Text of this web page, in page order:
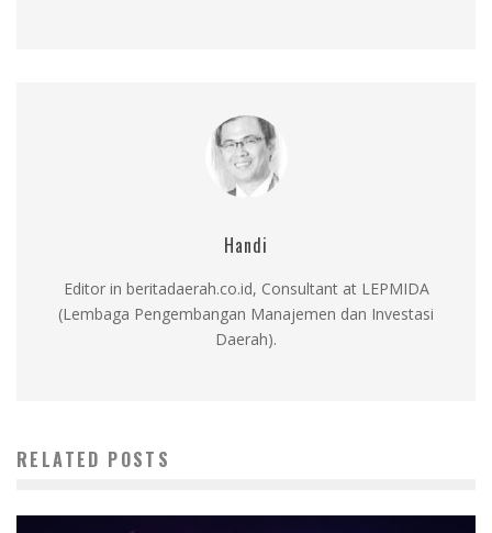
Handi
Editor in beritadaerah.co.id, Consultant at LEPMIDA
(Lembaga Pengembangan Manajemen dan Investasi
Daerah).
RELATED POSTS